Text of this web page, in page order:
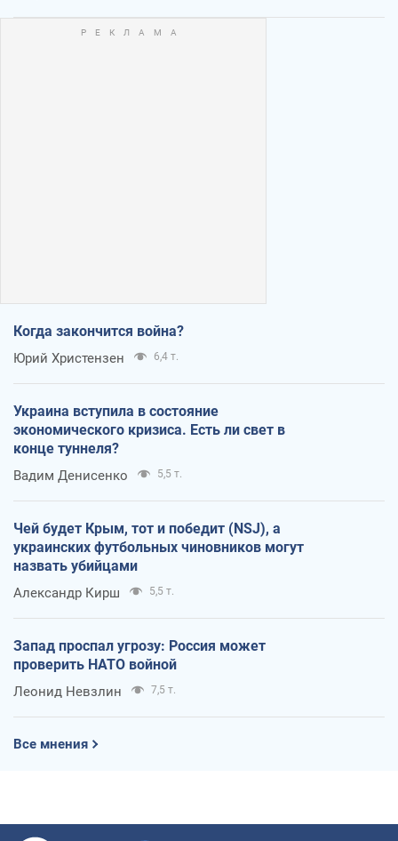
Когда закончится война?
Юрий Христензен 6,4 т.
Украина вступила в состояние
экономического кризиса. Есть ли свет в
конце туннеля?
Вадим Денисенко 5,5 т.
Чей будет Крым, тот и победит (NSJ), а
украинских футбольных чиновников могут
назвать убийцами
Александр Кирш 5,5 т.
Запад проспал угрозу: Россия может
проверить НАТО войной
Леонид Невзлин 7,5 т.
Все мнения